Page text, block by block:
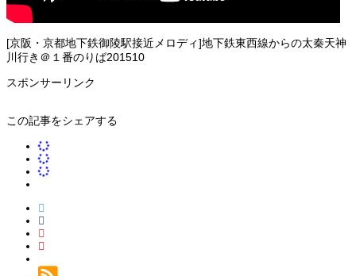
[京阪・京都地下鉄御陵駅接近メロディ]地下鉄東西線からの太秦天神
川行き＠１番のりば201510
スポンサーリンク
この記事をシェアする